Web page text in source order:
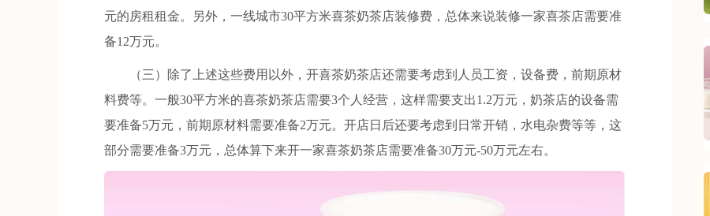
元的房租租金。另外，一线城市30平方米喜茶奶茶店装修费，总体来说装修一家喜茶店需要准
备12万元。
（三）除了上述这些费用以外，开喜茶奶茶店还需要考虑到人员工资，设备费，前期原材
料费等。一般30平方米的喜茶奶茶店需要3个人经营，这样需要支出1.2万元，奶茶店的设备需
要准备5万元，前期原材料需要准备2万元。开店日后还要考虑到日常开销，水电杂费等等，这
部分需要准备3万元，总体算下来开一家喜茶奶茶店需要准备30万元-50万元左右。